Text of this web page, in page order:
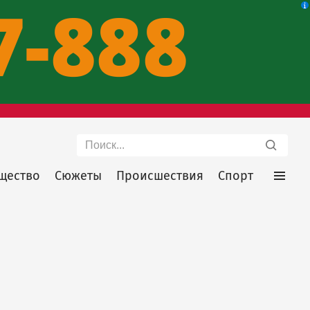
Поиск
Сюжеты Происшествия Спорт